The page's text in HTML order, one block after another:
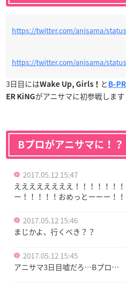
https://twitter.com/anisama/
https://twitter.com/anisama/
3日目にはWake Up, Girls！ と B-
ER KiNGがアニサマに初参戦します
Bプロがアニサマに！？
2017.05.12 15:47
ええええええええ！！！！！！
ー！！！！！おめっとーーー！！
2017.05.12 15:46
まじかよ、行くべき？？
2017.05.12 15:45
アニサマ3日目嘘だろ…Bプロ…